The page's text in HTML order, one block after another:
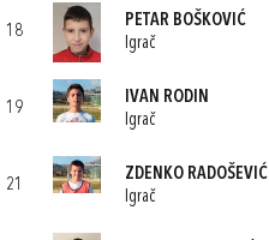
18
PETAR BOŠKOVIĆ
Igrač
19
IVAN RODIN
Igrač
21
ZDENKO RADOŠEVIĆ
Igrač